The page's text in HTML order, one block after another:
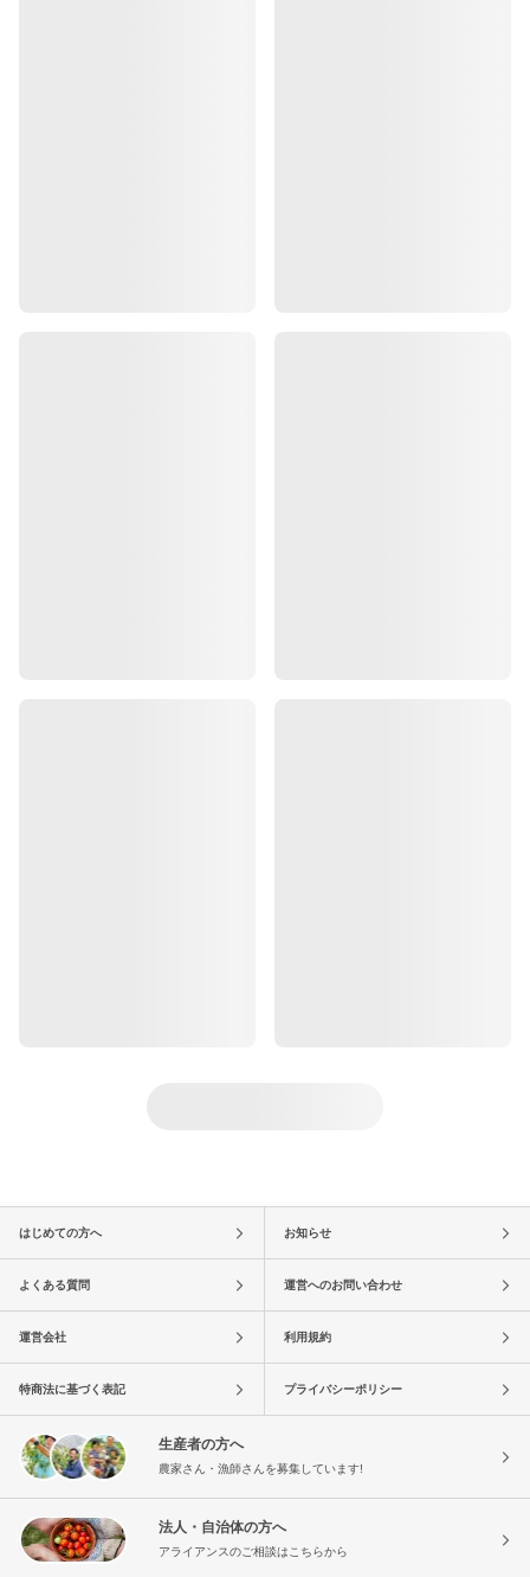
はじめての方へ お知らせ
よくある質問 運営へのお問い合わせ
運営会社 利用規約
特商法に基づく表記 プライバシーポリシー
生産者の方へ
農家さん・漁師さんを募集しています!
法人・自治体の方へ
アライアンスのご相談はこちらから